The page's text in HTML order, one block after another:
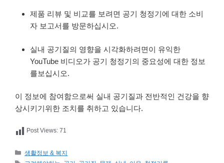
제품 리뷰 및 비교를 보려면 공기 청정기에 대한 소비
자 보고서를 방문하십시오.
실내 공기질의 영향을 시각화하려면이 유익한
YouTube 비디오가 공기 청정기의 중요성에 대한 정보
를보십시오.
이 정보에 참여함으로써 실내 공기질과 전반적인 건강을 향
상시키기위한 조치를 취하고 있습니다.
Post Views: 71
카
테
생활정보 & 복지